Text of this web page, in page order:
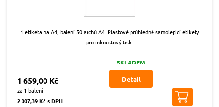
1 etiketa na A4, balení 50 archů A4. Plastové průhledné samolepicí etikety
pro inkoustový tisk.
1 659,00 Kč
za 1 balení
2 007,39 Kč s DPH
SKLADEM
Detail